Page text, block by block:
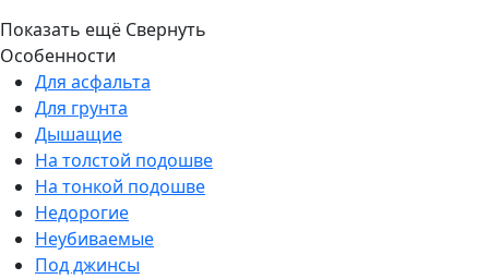
Показать ещё Свернуть
Особенности
Для асфальта
Для грунта
Дышащие
На толстой подошве
На тонкой подошве
Недорогие
Неубиваемые
Под джинсы